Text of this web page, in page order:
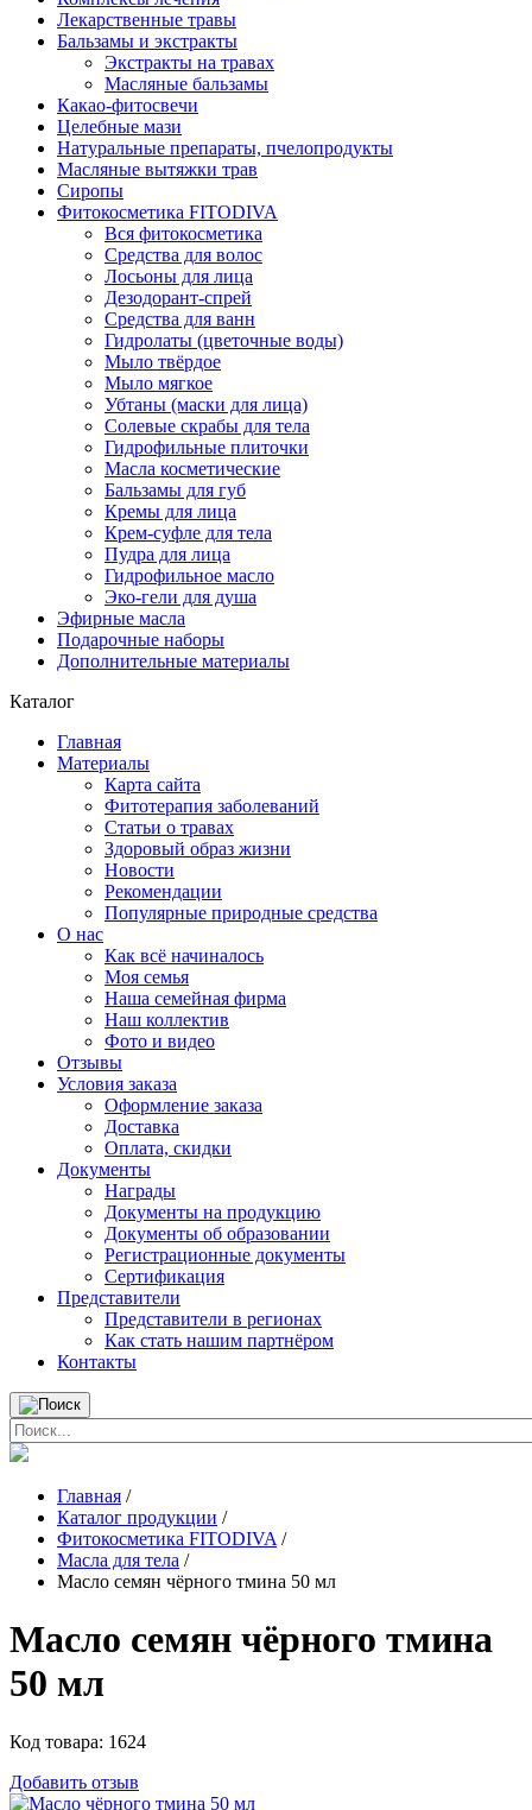
Лекарственные травы
Бальзамы и экстракты
Экстракты на травах
Масляные бальзамы
Какао-фитосвечи
Целебные мази
Натуральные препараты, пчелопродукты
Масляные вытяжки трав
Сиропы
Фитокосметика FITODIVA
Вся фитокосметика
Средства для волос
Лосьоны для лица
Дезодорант-спрей
Средства для ванн
Гидролаты (цветочные воды)
Мыло твёрдое
Мыло мягкое
Убтаны (маски для лица)
Солевые скрабы для тела
Гидрофильные плиточки
Масла косметические
Бальзамы для губ
Кремы для лица
Крем-суфле для тела
Пудра для лица
Гидрофильное масло
Эко-гели для душа
Эфирные масла
Подарочные наборы
Дополнительные материалы
Каталог
Главная
Материалы
Карта сайта
Фитотерапия заболеваний
Статьи о травах
Здоровый образ жизни
Новости
Рекомендации
Популярные природные средства
О нас
Как всё начиналось
Моя семья
Наша семейная фирма
Наш коллектив
Фото и видео
Отзывы
Условия заказа
Оформление заказа
Доставка
Оплата, скидки
Документы
Награды
Документы на продукцию
Документы об образовании
Регистрационные документы
Сертификация
Представители
Представители в регионах
Как стать нашим партнёром
Контакты
Главная /
Каталог продукции /
Фитокосметика FITODIVA /
Масла для тела /
Масло семян чёрного тмина 50 мл
Масло семян чёрного тмина
50 мл
Код товара: 1624
Добавить отзыв